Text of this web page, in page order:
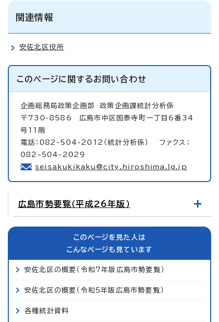
関連情報
安佐北区役所
このページに関するお問い合わせ
企画総務局政策企画部政策企画課統計分析係
〒730-8586 広島市中区国泰寺町一丁目6番34
号11階
電話：082-504-2012（統計分析係） ファクス：
082-504-2029
seisakukikaku@city.hiroshima.lg.jp
広島市勢要覧（平成26年版）
このページを見た人は
こんなページも見ています
安佐北区の概要（令和7年版広島市勢要覧）
安佐北区の概要（令和5年版広島市勢要覧）
各種統計資料